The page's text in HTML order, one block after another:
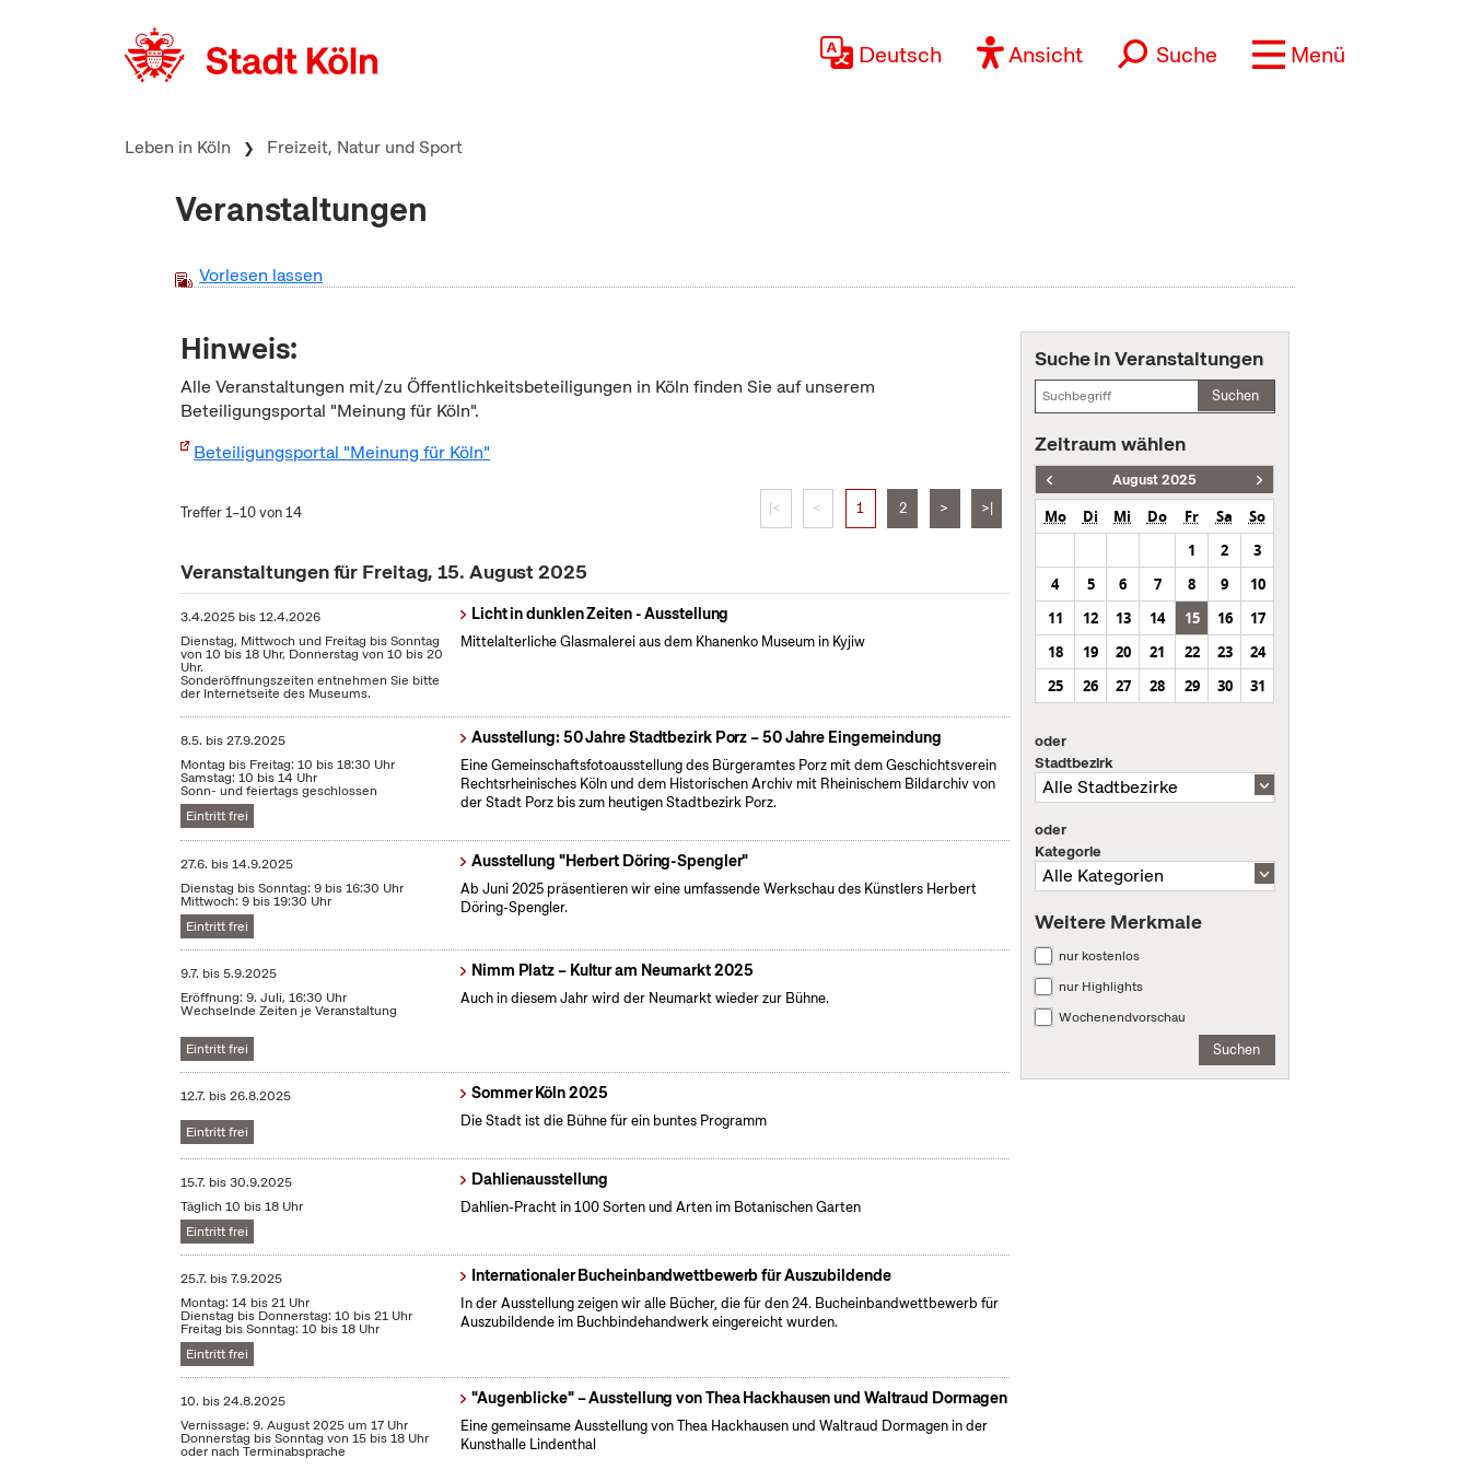
Deutsch Ansicht Suche Menü
Leben in Köln Freizeit, Natur und Sport
Veranstaltungen
Vorlesen lassen
Hinweis:
Alle Veranstaltungen mit/zu Öffentlichkeitsbeteiligungen in Köln finden Sie auf unserem
Beteiligungsportal "Meinung für Köln".
Beteiligungsportal "Meinung für Köln"
Treffer 1–10 von 14 |< < 1 2 > >|
Veranstaltungen für Freitag, 15. August 2025
3.4.2025 bis12.4.2026
Dienstag, Mittwoch und Freitag bis Sonntag
von 10 bis 18 Uhr, Donnerstag von 10 bis 20
Uhr.
Sonderöffnungszeiten entnehmen Sie bitte
der Internetseite des Museums.
Licht in dunklen Zeiten - Ausstellung
Mittelalterliche Glasmalerei aus dem Khanenko Museum in Kyjiw
8.5. bis27.9.2025
Montag bis Freitag: 10 bis 18:30 Uhr
Samstag: 10 bis 14 Uhr
Sonn- und feiertags geschlossen
Eintritt frei
Ausstellung: 50 Jahre Stadtbezirk Porz – 50 Jahre Eingemeindung
Eine Gemeinschaftsfotoausstellung des Bürgeramtes Porz mit dem Geschichtsverein
Rechtsrheinisches Köln und dem Historischen Archiv mit Rheinischem Bildarchiv von
der Stadt Porz bis zum heutigen Stadtbezirk Porz.
27.6. bis14.9.2025
Dienstag bis Sonntag: 9 bis 16:30 Uhr
Mittwoch: 9 bis 19:30 Uhr
Eintritt frei
Ausstellung "Herbert Döring-Spengler"
Ab Juni 2025 präsentieren wir eine umfassende Werkschau des Künstlers Herbert
Döring-Spengler.
9.7. bis5.9.2025
Eröffnung: 9. Juli, 16:30 Uhr
Wechselnde Zeiten je Veranstaltung
Eintritt frei
Nimm Platz – Kultur am Neumarkt 2025
Auch in diesem Jahr wird der Neumarkt wieder zur Bühne.
12.7. bis26.8.2025
Eintritt frei
Sommer Köln 2025
Die Stadt ist die Bühne für ein buntes Programm
15.7. bis30.9.2025
Täglich 10 bis 18 Uhr
Eintritt frei
Dahlienausstellung
Dahlien-Pracht in 100 Sorten und Arten im Botanischen Garten
25.7. bis7.9.2025
Montag: 14 bis 21 Uhr
Dienstag bis Donnerstag: 10 bis 21 Uhr
Freitag bis Sonntag: 10 bis 18 Uhr
Eintritt frei
Internationaler Bucheinbandwettbewerb für Auszubildende
In der Ausstellung zeigen wir alle Bücher, die für den 24. Bucheinbandwettbewerb für
Auszubildende im Buchbindehandwerk eingereicht wurden.
10. bis24.8.2025
Vernissage: 9. August 2025 um 17 Uhr
Donnerstag bis Sonntag von 15 bis 18 Uhr
oder nach Terminabsprache
"Augenblicke" – Ausstellung von Thea Hackhausen und Waltraud Dormagen
Eine gemeinsame Ausstellung von Thea Hackhausen und Waltraud Dormagen in der
Kunsthalle Lindenthal
Suche in Veranstaltungen
Suchen
Zeitraum wählen
August 2025
Mo Di Mi Do Fr Sa
So
1
2
3
4
5 6 7 8 9
10
11
12 13 14 15 16
17
18
19 20 21 22 23
24
25
26 27 28 29 30 31
oder
Stadtbezirk
oder
Kategorie
Weitere Merkmale
nur kostenlos
nur Highlights
Wochenendvorschau
Suchen